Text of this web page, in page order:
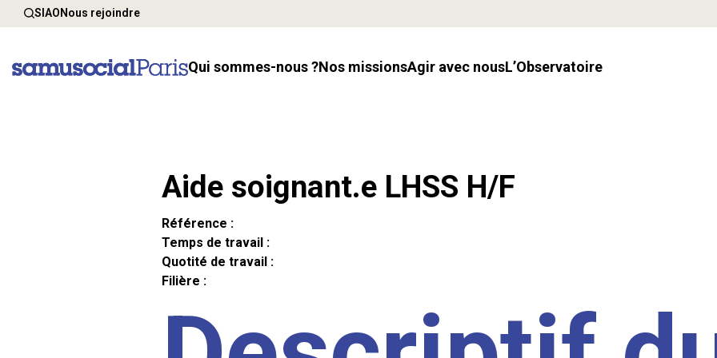
SIAONous rejoindre
Qui sommes-nous ? Nos missions Agir avec nous l’Observatoire
Aide soignant.e LHSS H/F
Référence :
Temps de travail :
Quotité de travail :
Filière :